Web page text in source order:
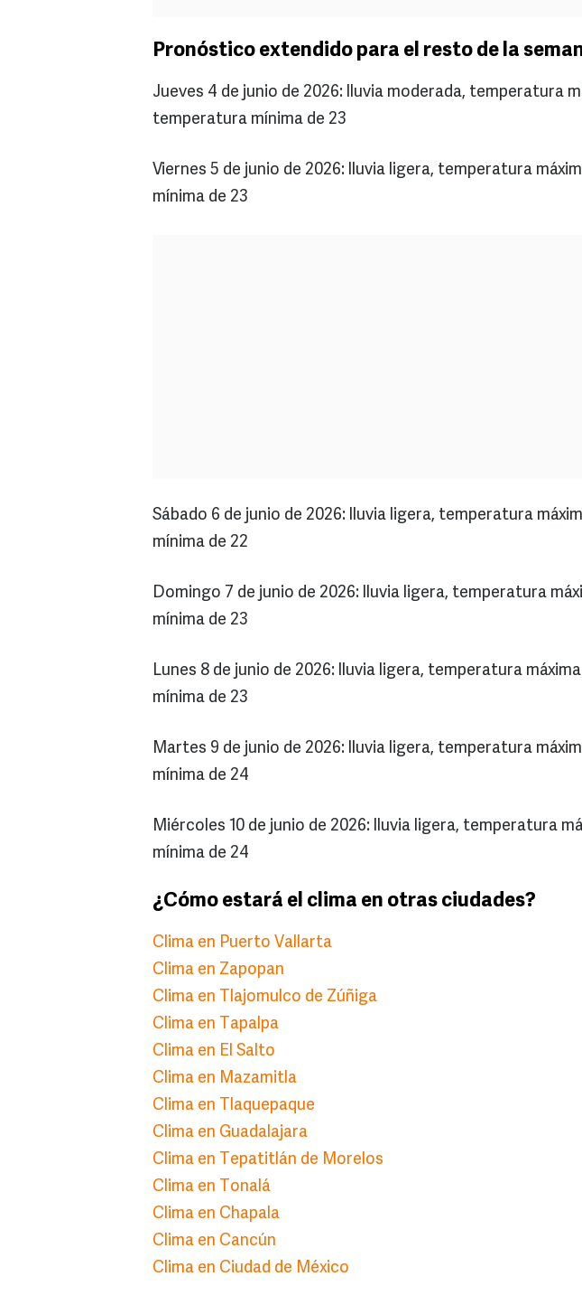
Pronóstico extendido para el resto de la
Jueves 4 de junio de 2026: lluvia moderada, temperatura
temperatura mínima de 23
Viernes 5 de junio de 2026: lluvia ligera, temperatura
mínima de 23
Sábado 6 de junio de 2026: lluvia ligera, temperatura
mínima de 22
Domingo 7 de junio de 2026: lluvia ligera, temperatura
mínima de 23
Lunes 8 de junio de 2026: lluvia ligera, temperatura
mínima de 23
Martes 9 de junio de 2026: lluvia ligera, temperatura
mínima de 24
Miércoles 10 de junio de 2026: lluvia ligera, temperatura
mínima de 24
¿Cómo estará el clima en otras ciudades?
Clima en Puerto Vallarta
Clima en Zapopan
Clima en Tlajomulco de Zúñiga
Clima en Tapalpa
Clima en El Salto
Clima en Mazamitla
Clima en Tlaquepaque
Clima en Guadalajara
Clima en Tepatitlán de Morelos
Clima en Tonalá
Clima en Chapala
Clima en Cancún
Clima en Ciudad de México